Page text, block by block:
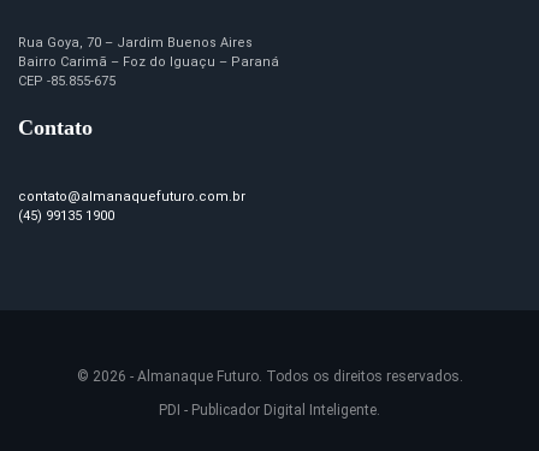
Rua Goya, 70 – Jardim Buenos Aires
Bairro Carimã – Foz do Iguaçu – Paraná
CEP -85.855-675
Contato
contato@almanaquefuturo.com.br
(45) 99135 1900
© 2026 - Almanaque Futuro. Todos os direitos reservados.
PDI - Publicador Digital Inteligente.